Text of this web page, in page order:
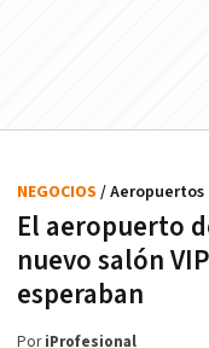
El aeropuerto
nuevo salón
esperaban
NEGOCIOS / Aeropuertos
PoriProfesional